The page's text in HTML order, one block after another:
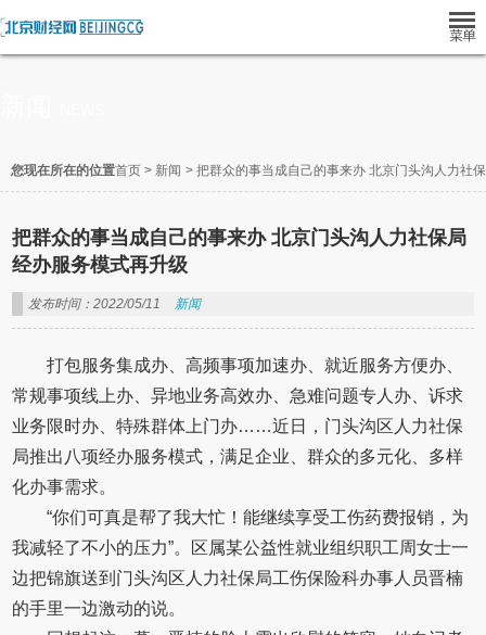
您现在所在的位置首页 > 新闻 > 把群众的事当成自己的事来办 北京门头沟人力社
把群众的事当成自己的事来办 北京门头沟人力社保局
经办服务模式再升级
发布时间：2022/05/11 新闻
打包服务集成办、高频事项加速办、就近服务方便办、
常规事项线上办、异地业务高效办、急难问题专人办、诉求
业务限时办、特殊群体上门办……近日，门头沟区人力社保
局推出八项经办服务模式，满足企业、群众的多元化、多样
化办事需求。
“你们可真是帮了我大忙！能继续享受工伤药费报销，为
我减轻了不小的压力”。区属某公益性就业组织职工周女士一
边把锦旗送到门头沟区人力社保局工伤保险科办事人员晋楠
的手里一边激动的说。